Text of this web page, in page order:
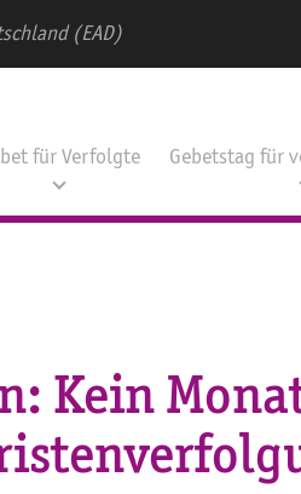
(EAD)
für Verfolgte Gebetstag für
Kein